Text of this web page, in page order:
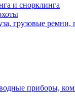
и снорклинга
грузовые
приборы,